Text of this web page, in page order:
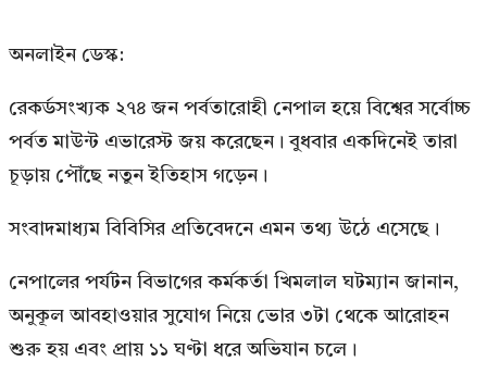
অনলাইন ডেস্ক:
রেকর্ডসংখ্যক ২৭৪ জন পর্বতারোহী নেপাল হয়ে বিশ্বের সর্বোচ্চ
পর্বত মাউন্ট এভারেস্ট জয় করেছেন। বুধবার একদিনেই তারা
চূড়ায় পৌঁছে নতুন ইতিহাস গড়েন।
সংবাদমাধ্যম বিবিসির প্রতিবেদনে এমন তথ্য উঠে এসেছে।
নেপালের পর্যটন বিভাগের কর্মকর্তা খিমলাল ঘটম্যান জানান,
অনুকূল আবহাওয়ার সুযোগ নিয়ে ভোর ৩টা থেকে আরোহন
শুরু হয় এবং প্রায় ১১ ঘণ্টা ধরে অভিযান চলে।